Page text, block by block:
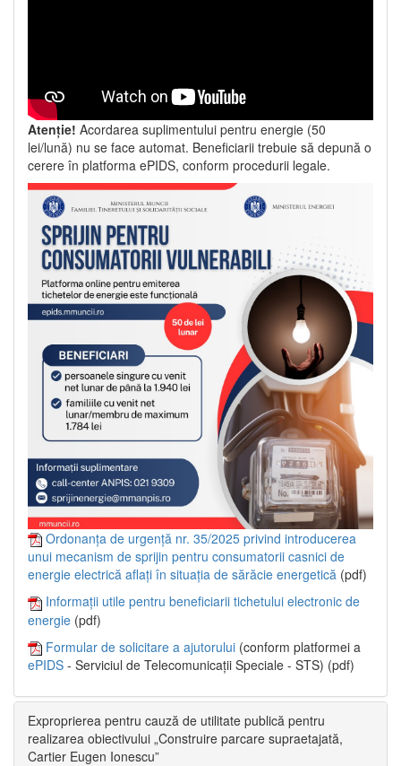
Atenție! Acordarea suplimentului pentru energie (50
lei/lună) nu se face automat. Beneficiarii trebuie să depună o
cerere în platforma ePIDS, conform procedurii legale.
Ordonanța de urgență nr. 35/2025 privind introducerea
unui mecanism de sprijin pentru consumatorii casnici de
energie electrică aflați în situația de sărăcie energetică (pdf)
Informații utile pentru beneficiarii tichetului electronic de
energie (pdf)
Formular de solicitare a ajutorului (conform platformei a
ePIDS - Serviciul de Telecomunicații Speciale - STS) (pdf)
Exproprierea pentru cauză de utilitate publică pentru
realizarea obiectivului „Construire parcare supraetajată,
Cartier Eugen Ionescu”